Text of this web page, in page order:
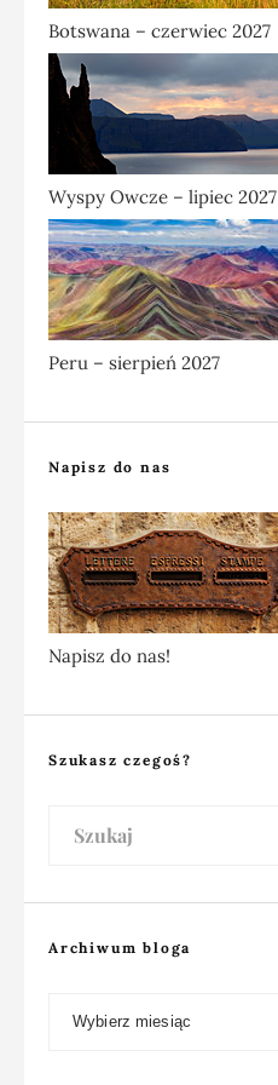
Botswana – czerwiec 2027
Wyspy Owcze – lipiec 2027
Peru – sierpień 2027
Napisz do nas
Napisz do nas!
Szukasz czegoś?
Archiwum bloga